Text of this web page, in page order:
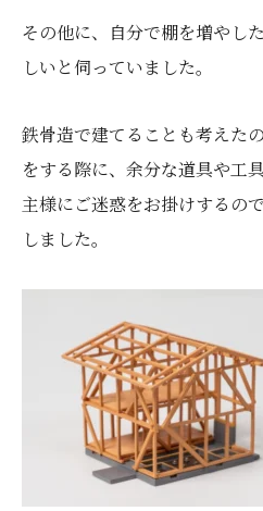
その他に、自分で棚を増やし
しいと伺っていました。
鉄骨造で建てることも考えた
をする際に、余分な道具や工
主様にご迷惑をお掛けするの
しました。